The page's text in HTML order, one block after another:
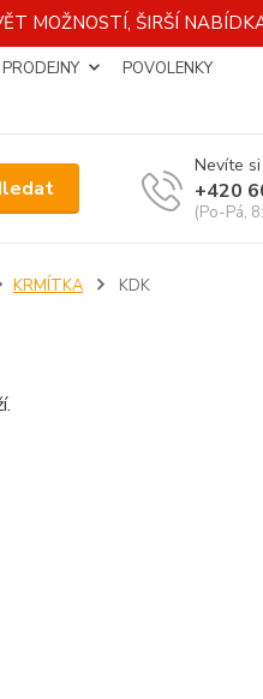
MOŽNOSTÍ, ŠIRŠÍ
PRODEJNY
POVOLENKY
Nevíte
+420
(Po-Pá,
KRMÍTKA KDK